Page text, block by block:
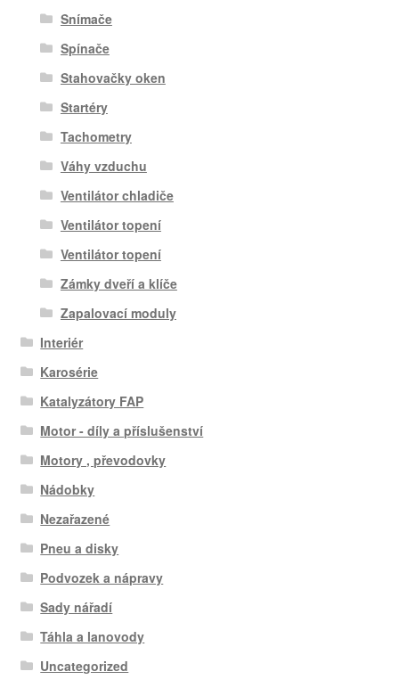
Snímače
Spínače
Stahovačky oken
Startéry
Tachometry
Váhy vzduchu
Ventilátor chladiče
Ventilátor topení
Ventilátor topení
Zámky dveří a klíče
Zapalovací moduly
Interiér
Karosérie
Katalyzátory FAP
Motor - díly a příslušenství
Motory , převodovky
Nádobky
Nezařazené
Pneu a disky
Podvozek a nápravy
Sady nářadí
Táhla a lanovody
Uncategorized